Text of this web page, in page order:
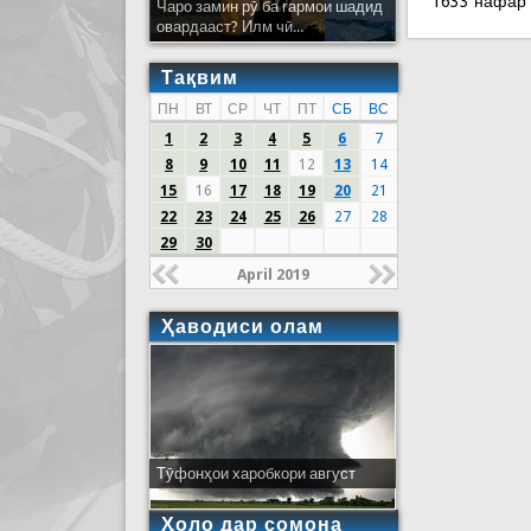
Чаро замин рӯ ба гармои шадид
овардааст? Илм чӣ...
Тақвим
ПН ВТ СР ЧТ ПТ СБ
ВС
1
2 3 4 5 6
7
8
9 10 11 12 13
14
15
16 17 18 19 20
21
22
23 24 25 26 27
28
29
30
April 2019
Ҳаводиси олам
Тӯфонҳои харобкори август
Ҳоло дар сомона